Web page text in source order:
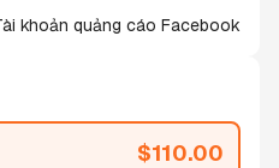
khoản quảng cáo Facebook
$110.00